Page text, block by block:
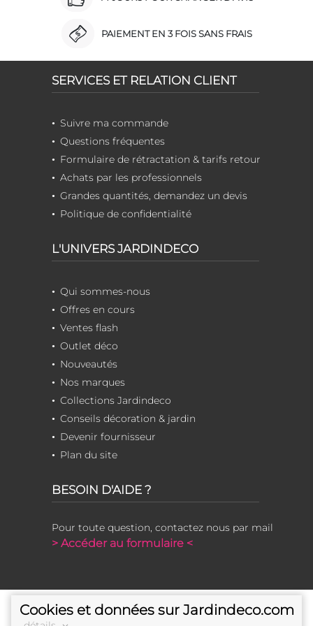
PAIEMENT EN 3 FOIS SANS FRAIS
SERVICES ET RELATION CLIENT
Suivre ma commande
Questions fréquentes
Formulaire de rétractation & tarifs retour
Achats par les professionnels
Grandes quantités, demandez un devis
Politique de confidentialité
L'UNIVERS JARDINDECO
Qui sommes-nous
Offres en cours
Ventes flash
Outlet déco
Nouveautés
Nos marques
Collections Jardindeco
Conseils décoration & jardin
Devenir fournisseur
Plan du site
BESOIN D'AIDE ?
Pour toute question, contactez nous par mail
> Accéder au formulaire <
Cookies et données sur Jardindeco.com